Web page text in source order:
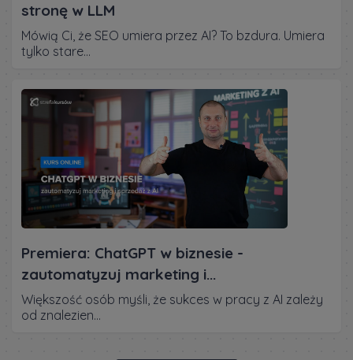
stronę w LLM
Mówią Ci, że SEO umiera przez AI? To bzdura. Umiera
tylko stare...
Premiera: ChatGPT w biznesie -
zautomatyzuj marketing i...
Większość osób myśli, że sukces w pracy z AI zależy
od znalezien...